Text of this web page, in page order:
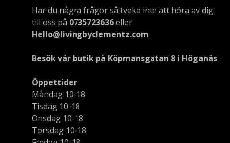
Har du några frågor så tveka inte att höra av dig
till oss på 0735723636eller
Hello@livingbyclementz.com
Besök vår butik på Köpmansgatan 8 i Höganäs
Öppettider
Måndag 10-18
Tisdag 10-18
Onsdag 10-18
Torsdag 10-18